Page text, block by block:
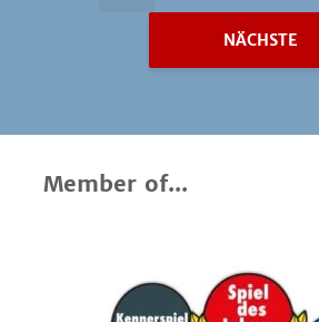
NÄCHSTE
Member of...